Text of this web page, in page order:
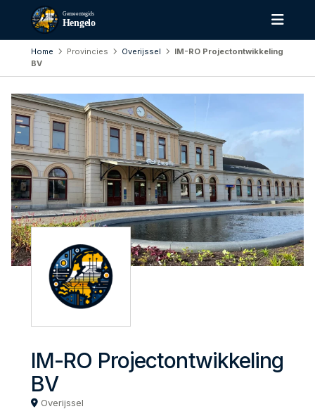
Gemeentegids
Hengelo
Home Provincies Overijssel
IM-RO Projectontwikkeling
BV
IM-RO Projectontwikkeling
BV
Overijssel